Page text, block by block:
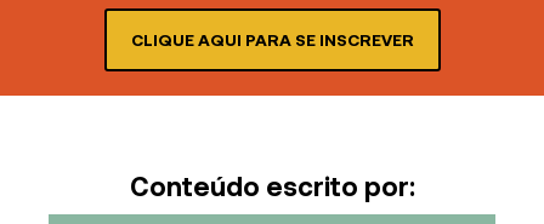
CLIQUE AQUI PARA SE INSCREVER
Conteúdo escrito por: